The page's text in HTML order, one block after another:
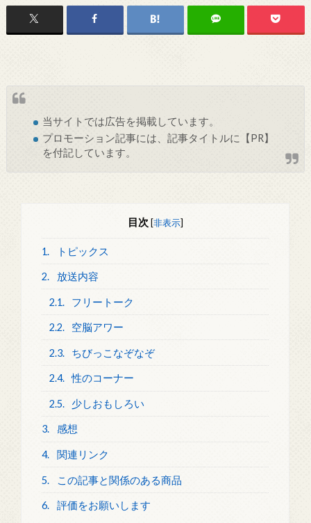
当サイトでは広告を掲載しています。
プロモーション記事には、記事タイトルに【PR】
を付記しています。
目次 [非表示]
1. トピックス
2. 放送内容
2.1. フリートーク
2.2. 空脳アワー
2.3. ちびっこなぞなぞ
2.4. 性のコーナー
2.5. 少しおもしろい
3. 感想
4. 関連リンク
5. この記事と関係のある商品
6. 評価をお願いします